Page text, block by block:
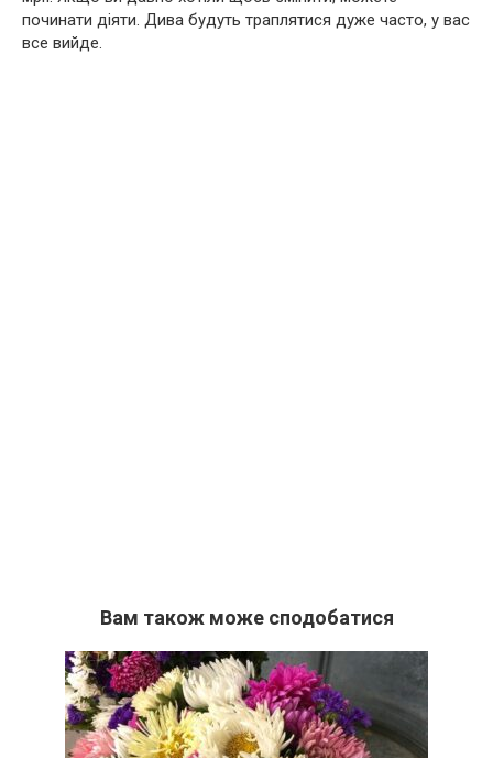
починати діяти. Дива будуть траплятися дуже часто, у вас
все вийде.
Вам також може сподобатися